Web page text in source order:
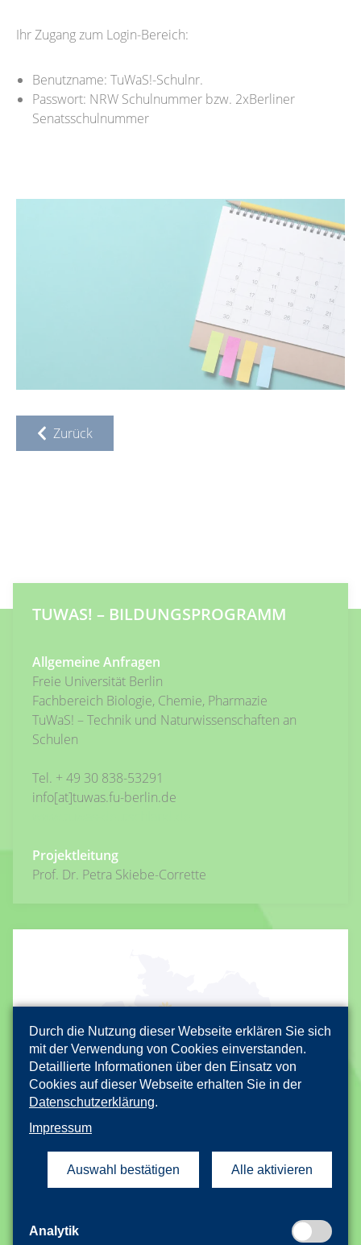
Ihr Zugang zum Login-Bereich:
Benutzname: TuWaS!-Schulnr.
Passwort: NRW Schulnummer bzw. 2xBerliner
Senatsschulnummer
Zurück
TUWAS! – BILDUNGSPROGRAMM
Allgemeine Anfragen
Freie Universität Berlin
Fachbereich Biologie, Chemie, Pharmazie
TuWaS! – Technik und Naturwissenschaften an
Schulen
Tel. + 49 30 838-53291
info[at]tuwas.fu-berlin.de
Projektleitung
Prof. Dr. Petra Skiebe-Corrette
BERLIN
zurzeit 205 Schulen
Koordination
Durch die Nutzung dieser Webseite erklären Sie sich
mit der Verwendung von Cookies einverstanden.
Detaillierte Informationen über den Einsatz von
Cookies auf dieser Webseite erhalten Sie in der
Datenschutzerklärung.
Impressum
Auswahl bestätigen Alle aktivieren
Analytik